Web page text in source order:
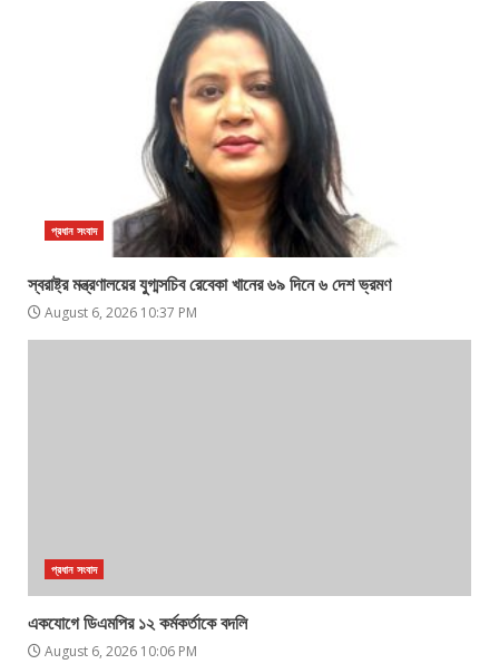
প্রধান সংবাদ
স্বরাষ্ট্র মন্ত্রণালয়ের যুগ্মসচিব রেবেকা খানের ৬৯ দিনে ৬ দেশ ভ্রমণ
August 6, 2026 10:37 PM
প্রধান সংবাদ
একযোগে ডিএমপির ১২ কর্মকর্তাকে বদলি
August 6, 2026 10:06 PM